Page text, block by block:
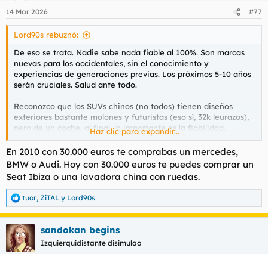
e
s
14 Mar 2026 #77
Lord90s rebuznó:
De eso se trata. Nadie sabe nada fiable al 100%. Son marcas
nuevas para los occidentales, sin el conocimiento y
experiencias de generaciones previas. Los próximos 5-10 años
serán cruciales. Salud ante todo.
Reconozco que los SUVs chinos (no todos) tienen diseños
exteriores bastante molones y futuristas (eso sí, 32k leurazos),
pero de un coche, al final, lo importante es la fiabilidad.
Yo lo que más veo por Qatarlunya de coche xinu es Ebro, MG y
algún Omoda que otro. Pero pocos. Toyota y Dacia son
mayoría.
Haz clic para expandir...
En 2010 con 30.000 euros te comprabas un mercedes,
BMW o Audi. Hoy con 30.000 euros te puedes comprar un
Seat Ibiza o una lavadora china con ruedas.
R
e
a
c
c
i
tuor, ZiTAL y Lord90s
sandokan begins
Izquierquidistante disimulao